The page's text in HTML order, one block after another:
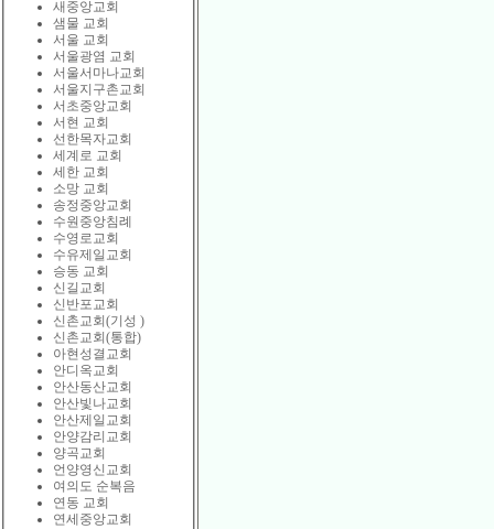
새중앙교회
샘물 교회
서울 교회
서울광염 교회
서울서마나교회
서울지구촌교회
서초중앙교회
서현 교회
선한목자교회
세계로 교회
세한 교회
소망 교회
송정중앙교회
수원중앙침례
수영로교회
수유제일교회
승동 교회
신길교회
신반포교회
신촌교회(기성 )
신촌교회(통합)
아현성결교회
안디옥교회
안산동산교회
안산빛나교회
안산제일교회
안양감리교회
양곡교회
언양영신교회
여의도 순복음
연동 교회
연세중앙교회